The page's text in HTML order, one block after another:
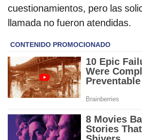
cuestionamientos, pero las
llamada no fueron atendidas.